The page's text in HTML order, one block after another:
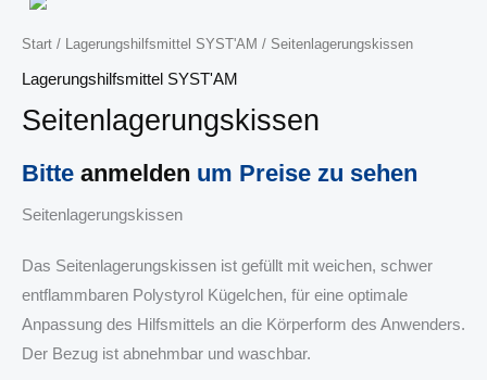
Start / Lagerungshilfsmittel SYST'AM / Seitenlagerungskissen
Lagerungshilfsmittel SYST'AM
Seitenlagerungskissen
Bitte anmelden um Preise zu sehen
Seitenlagerungskissen
Das Seitenlagerungskissen ist gefüllt mit weichen, schwer
entflammbaren Polystyrol Kügelchen, für eine optimale
Anpassung des Hilfsmittels an die Körperform des Anwenders.
Der Bezug ist abnehmbar und waschbar.